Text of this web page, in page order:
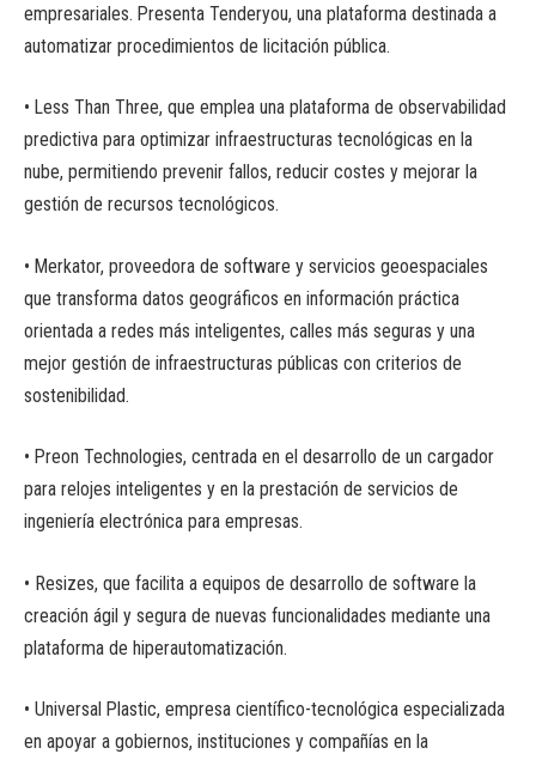
empresariales. Presenta Tenderyou, una plataforma destinada a
automatizar procedimientos de licitación pública.
• Less Than Three, que emplea una plataforma de observabilidad
predictiva para optimizar infraestructuras tecnológicas en la
nube, permitiendo prevenir fallos, reducir costes y mejorar la
gestión de recursos tecnológicos.
• Merkator, proveedora de software y servicios geoespaciales
que transforma datos geográficos en información práctica
orientada a redes más inteligentes, calles más seguras y una
mejor gestión de infraestructuras públicas con criterios de
sostenibilidad.
• Preon Technologies, centrada en el desarrollo de un cargador
para relojes inteligentes y en la prestación de servicios de
ingeniería electrónica para empresas.
• Resizes, que facilita a equipos de desarrollo de software la
creación ágil y segura de nuevas funcionalidades mediante una
plataforma de hiperautomatización.
• Universal Plastic, empresa científico-tecnológica especializada
en apoyar a gobiernos, instituciones y compañías en la